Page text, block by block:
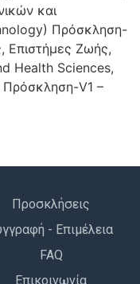
και
Πρόσκληση-
Επιστήμες Ζωής,
Health Sciences,
V1 –
Προσκλήσεις
- Επιμέλεια
FAQ
Επικοινωνία